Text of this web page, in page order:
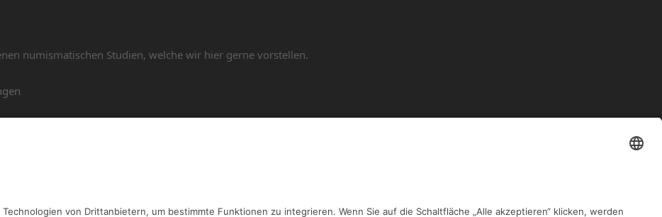
numismatischen Studien, welche wir hier gerne vorstellen.